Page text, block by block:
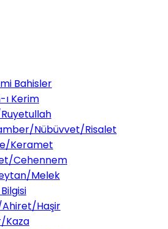
Bahisler
ı Kerim
Nübüvvet/Risalet
Keramet
Cehennem
Melek
Haşir
Kaza